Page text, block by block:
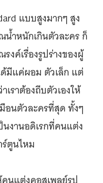
แบบสูงมากๆ สูง
ำหนักเกินตัวละคร ก็
งค์เรื่องรูปร่างของผู้
มีแค่ผอม ตัวเล็ก แต่
ราต้องถีบตัวเองให้
อนตัวละครที่สุด ทั้งๆ
งานอดิเรกที่คนแต่ง
ตูนไหม